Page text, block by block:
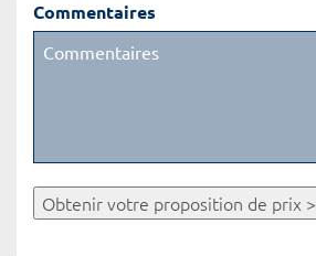
Commentaires
Obtenir votre proposition de prix >